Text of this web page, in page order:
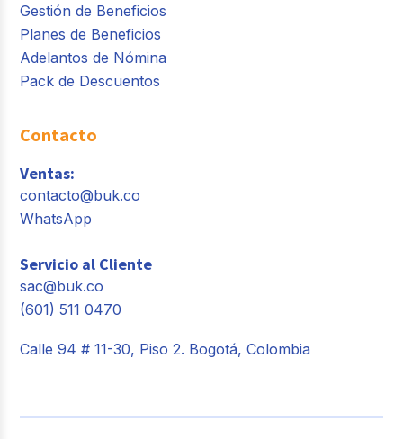
Gestión de Beneficios
Planes de Beneficios
Adelantos de Nómina
Pack de Descuentos
Contacto
Ventas:
contacto@buk.co
WhatsApp
Servicio al Cliente
sac@buk.co
(601) 511 0470
Calle 94 # 11-30, Piso 2. Bogotá, Colombia